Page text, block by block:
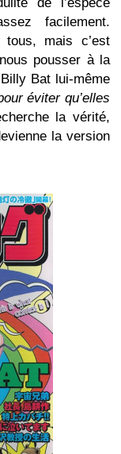
facilement.
mais c’est
pousser à la
Bat lui-même
éviter qu’elles
la vérité,
la version